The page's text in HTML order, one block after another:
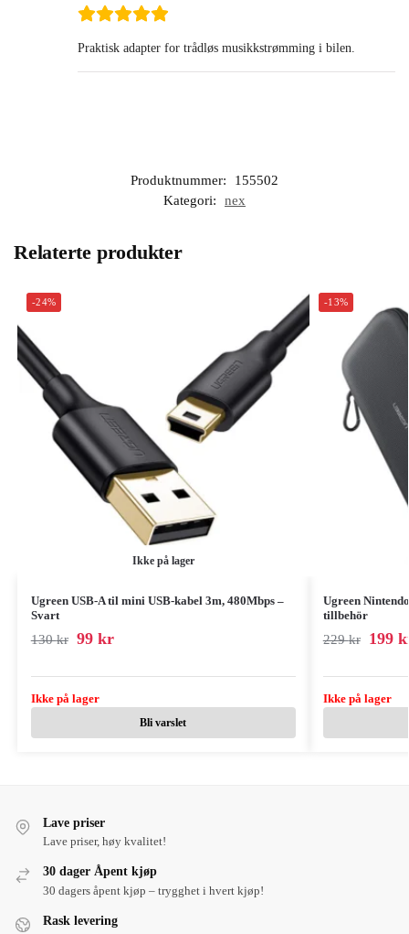
Praktisk adapter for trådløs musikkstrømming i bilen.
Produktnummer:
155502
Kategori:
nex
Relaterte produkter
-24%
Ikke på lager
Ugreen USB-A til mini USB-kabel 3m, 480Mbps –
Svart
130kr 99 kr
Ikke på lager
Bli varslet
-13%
Ugreen
tillbehör
229kr 199
Ikke på lager
Lave priser
Lave priser, høy kvalitet!
30 dager Åpent kjøp
30 dagers åpent kjøp – trygghet i hvert kjøp!
Rask levering